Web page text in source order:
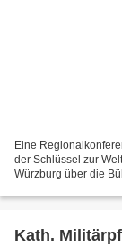
Eine
der Schlüssel zur
Würzburg über die
Kath.